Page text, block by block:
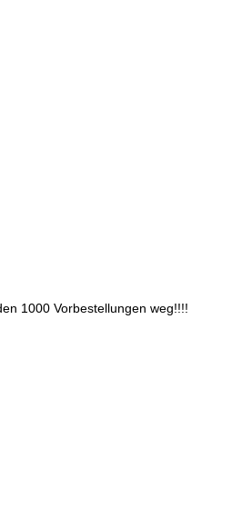
1000 Vorbestellungen weg!!!!